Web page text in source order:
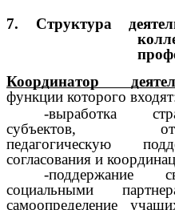
7. Структура
Координатор
функции которого
-выработка
субъектов,
педагогическую
согласования и
-поддержание
социальными
самоопределение